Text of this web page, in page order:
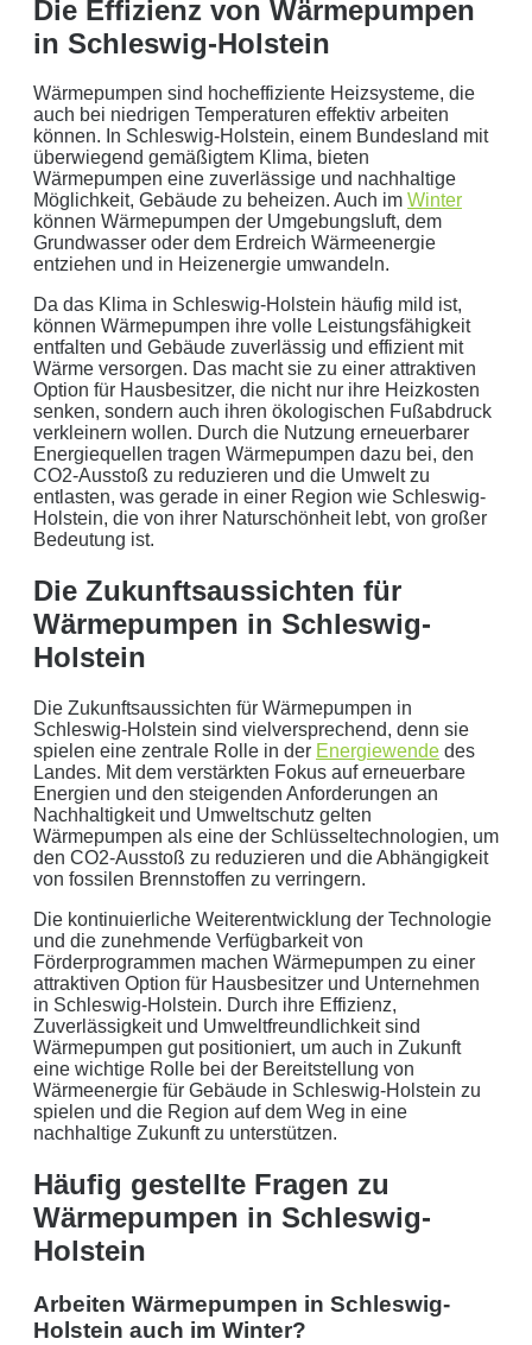
Die Effizienz von Wärmepumpen
in Schleswig-Holstein
Wärmepumpen sind hocheffiziente Heizsysteme, die
auch bei niedrigen Temperaturen effektiv arbeiten
können. In Schleswig-Holstein, einem Bundesland mit
überwiegend gemäßigtem Klima, bieten
Wärmepumpen eine zuverlässige und nachhaltige
Möglichkeit, Gebäude zu beheizen. Auch im Winter
können Wärmepumpen der Umgebungsluft, dem
Grundwasser oder dem Erdreich Wärmeenergie
entziehen und in Heizenergie umwandeln.
Da das Klima in Schleswig-Holstein häufig mild ist,
können Wärmepumpen ihre volle Leistungsfähigkeit
entfalten und Gebäude zuverlässig und effizient mit
Wärme versorgen. Das macht sie zu einer attraktiven
Option für Hausbesitzer, die nicht nur ihre Heizkosten
senken, sondern auch ihren ökologischen Fußabdruck
verkleinern wollen. Durch die Nutzung erneuerbarer
Energiequellen tragen Wärmepumpen dazu bei, den
CO2-Ausstoß zu reduzieren und die Umwelt zu
entlasten, was gerade in einer Region wie Schleswig-
Holstein, die von ihrer Naturschönheit lebt, von großer
Bedeutung ist.
Die Zukunftsaussichten für
Wärmepumpen in Schleswig-
Holstein
Die Zukunftsaussichten für Wärmepumpen in
Schleswig-Holstein sind vielversprechend, denn sie
spielen eine zentrale Rolle in der Energiewende des
Landes. Mit dem verstärkten Fokus auf erneuerbare
Energien und den steigenden Anforderungen an
Nachhaltigkeit und Umweltschutz gelten
Wärmepumpen als eine der Schlüsseltechnologien, um
den CO2-Ausstoß zu reduzieren und die Abhängigkeit
von fossilen Brennstoffen zu verringern.
Die kontinuierliche Weiterentwicklung der Technologie
und die zunehmende Verfügbarkeit von
Förderprogrammen machen Wärmepumpen zu einer
attraktiven Option für Hausbesitzer und Unternehmen
in Schleswig-Holstein. Durch ihre Effizienz,
Zuverlässigkeit und Umweltfreundlichkeit sind
Wärmepumpen gut positioniert, um auch in Zukunft
eine wichtige Rolle bei der Bereitstellung von
Wärmeenergie für Gebäude in Schleswig-Holstein zu
spielen und die Region auf dem Weg in eine
nachhaltige Zukunft zu unterstützen.
Häufig gestellte Fragen zu
Wärmepumpen in Schleswig-
Holstein
Arbeiten Wärmepumpen in Schleswig-
Holstein auch im Winter?